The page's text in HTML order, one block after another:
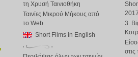
τη Χρυσή Ταινιοθήκη
Ταινίες Μικρού Μήκους από
το Web
Short Films in English
3.
στις